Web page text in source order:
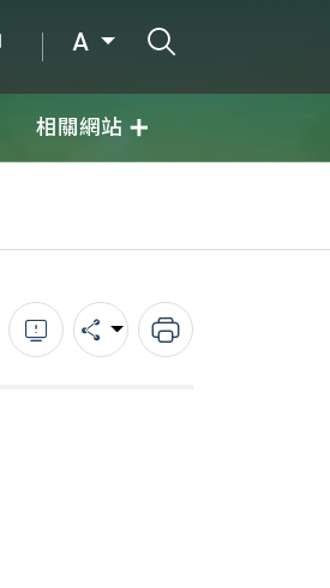
A
相關網站
一頁錯誤回報分享 列印